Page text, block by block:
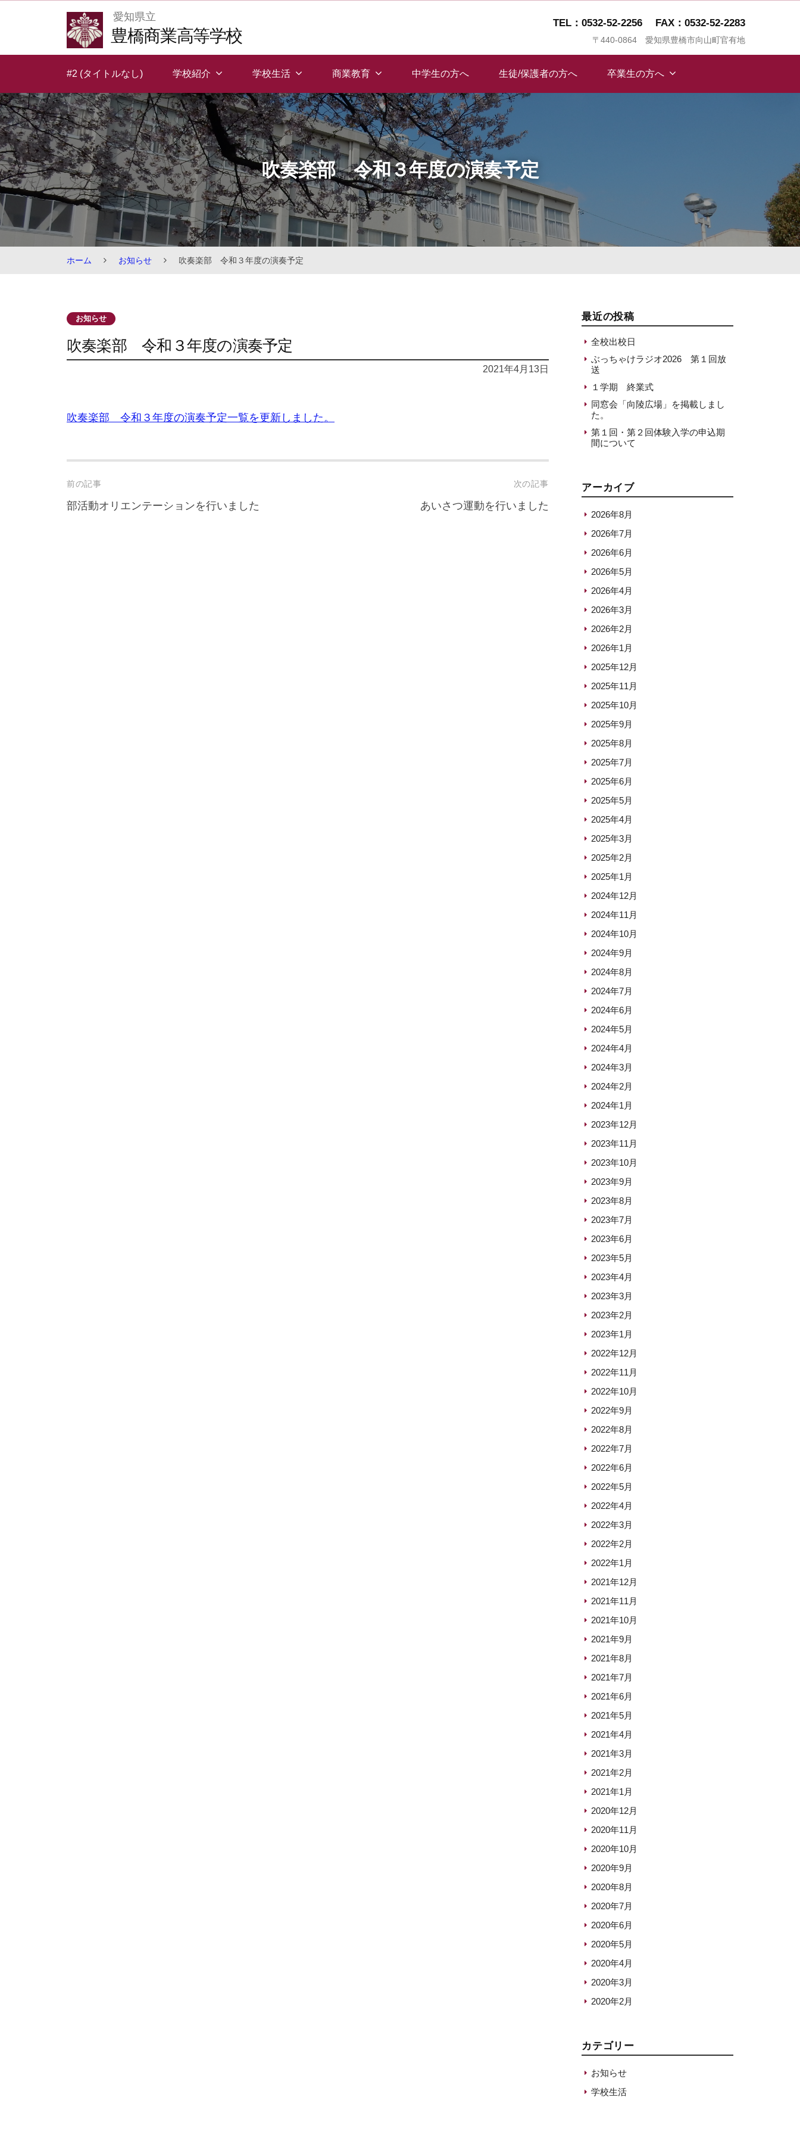
愛知県立
豊橋商業高等学校
TEL：0532-52-2256 FAX：0532-52-2283
〒440-0864 愛知県豊橋市向山町官有地
#2 (タイトルなし) 学校紹介 学校生活 商業教育 中学生の方へ 生徒/保護者の方へ 卒業生の方へ
吹奏楽部 令和３年度の演奏予定
ホーム お知らせ 吹奏楽部 令和３年度の演奏予定
お知らせ
吹奏楽部 令和３年度の演奏予定
2021年4月13日
吹奏楽部 令和３年度の演奏予定一覧を更新しました。
Post
navigation
前の記事
部活動オリエンテーションを行いました
次の記事
あいさつ運動を行いました
最近の投稿
全校出校日
ぶっちゃけラジオ2026 第１回放
送
１学期 終業式
同窓会「向陵広場」を掲載しまし
た。
第１回・第２回体験入学の申込期
間について
アーカイブ
2026年8月
2026年7月
2026年6月
2026年5月
2026年4月
2026年3月
2026年2月
2026年1月
2025年12月
2025年11月
2025年10月
2025年9月
2025年8月
2025年7月
2025年6月
2025年5月
2025年4月
2025年3月
2025年2月
2025年1月
2024年12月
2024年11月
2024年10月
2024年9月
2024年8月
2024年7月
2024年6月
2024年5月
2024年4月
2024年3月
2024年2月
2024年1月
2023年12月
2023年11月
2023年10月
2023年9月
2023年8月
2023年7月
2023年6月
2023年5月
2023年4月
2023年3月
2023年2月
2023年1月
2022年12月
2022年11月
2022年10月
2022年9月
2022年8月
2022年7月
2022年6月
2022年5月
2022年4月
2022年3月
2022年2月
2022年1月
2021年12月
2021年11月
2021年10月
2021年9月
2021年8月
2021年7月
2021年6月
2021年5月
2021年4月
2021年3月
2021年2月
2021年1月
2020年12月
2020年11月
2020年10月
2020年9月
2020年8月
2020年7月
2020年6月
2020年5月
2020年4月
2020年3月
2020年2月
カテゴリー
お知らせ
学校生活